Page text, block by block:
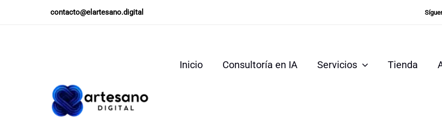
contacto@elartesano.digital
Inicio Consultoría en IA Servicios Tienda